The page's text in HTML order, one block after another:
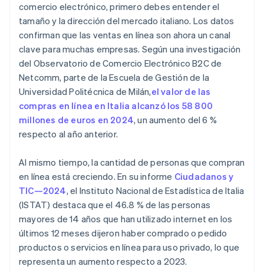
comercio electrónico, primero debes entender el
tamaño y la dirección del mercado italiano. Los datos
confirman que las ventas en línea son ahora un canal
clave para muchas empresas. Según una investigación
del Observatorio de Comercio Electrónico B2C de
Netcomm, parte de la Escuela de Gestión de la
Universidad Politécnica de Milán,el valor de las
compras en línea en Italia alcanzó los 58 800
millones de euros en 2024, un aumento del 6 %
respecto al año anterior.
Al mismo tiempo, la cantidad de personas que compran
en línea está creciendo. En su informe Ciudadanos y
TIC—2024, el Instituto Nacional de Estadística de Italia
(ISTAT) destaca que el 46.8 % de las personas
mayores de 14 años que han utilizado internet en los
últimos 12 meses dijeron haber comprado o pedido
productos o servicios en línea para uso privado, lo que
representa un aumento respecto a 2023.